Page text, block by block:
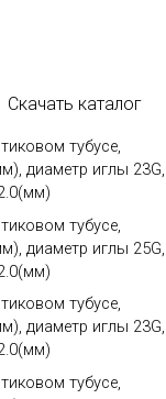
Скачать каталог
тубусе,
диаметр иглы 23G,
тубусе,
диаметр иглы 25G,
тубусе,
диаметр иглы 23G,
тубусе,